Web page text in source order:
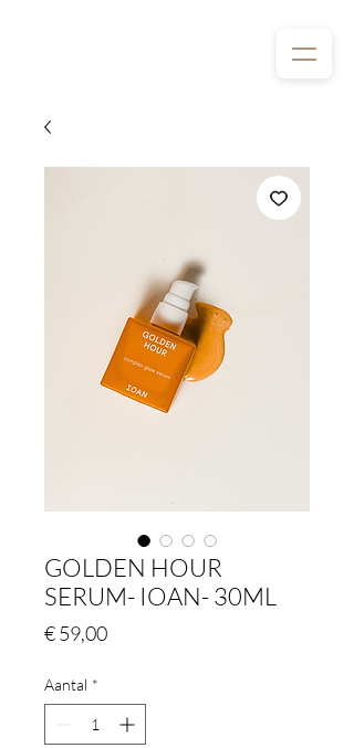
GOLDEN HOUR
SERUM- IOAN- 30ML
€ 59,00Prijs
Aantal *